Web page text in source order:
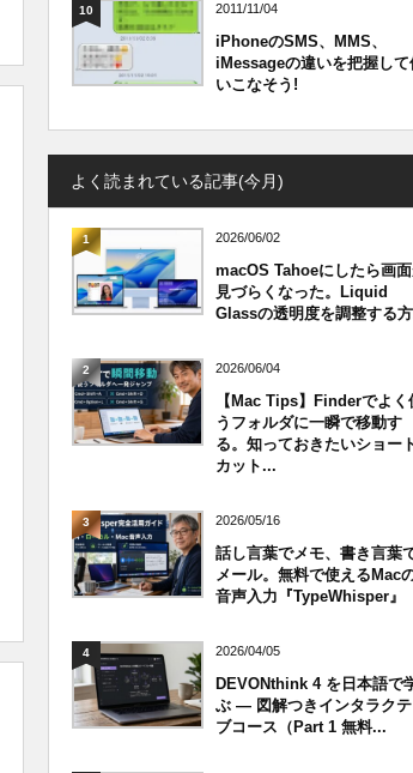
10 2011/11/04
iPhoneのSMS、MMS、
iMessageの違いを把握して
いこなそう!
よく読まれている記事(今月)
1 2026/06/02
macOS Tahoeにしたら画
見づらくなった。Liquid
Glassの透明度を調整する
2 2026/06/04
【Mac Tips】Finderでよく
うフォルダに一瞬で移動す
る。知っておきたいショー
カット...
3 2026/05/16
話し言葉でメモ、書き言葉
メール。無料で使えるMac
音声入力『TypeWhisper』
4 2026/04/05
DEVONthink 4 を日本語で
ぶ — 図解つきインタラクテ
ブコース（Part 1 無料...